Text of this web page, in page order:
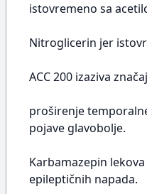
istovremeno sa
Nitroglicerin jer
ACC 200 izaziva
proširenje
pojave glavobolje.
Karbamazepin
epileptičnih napada.